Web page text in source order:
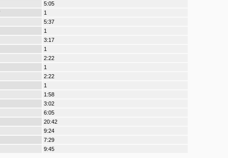
5:05
1
5:37
1
3:17
1
2:22
1
2:22
1
1:58
3:02
6:05
20:42
9:24
7:29
9:45